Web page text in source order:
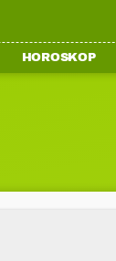
HOROSKOP